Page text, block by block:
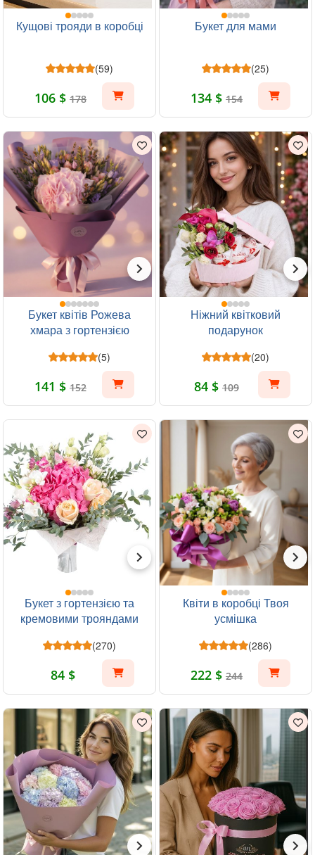
Кущові трояди в коробці
(59)
106 $ 178
Букет для мами
(25)
134 $ 154
Букет квітів Рожева
хмара з гортензією
(5)
141 $ 152
Ніжний квітковий
подарунок
(20)
84 $ 109
Букет з гортензією та
кремовими трояндами
(270)
84 $
Квіти в коробці Твоя
усмішка
(286)
222 $ 244